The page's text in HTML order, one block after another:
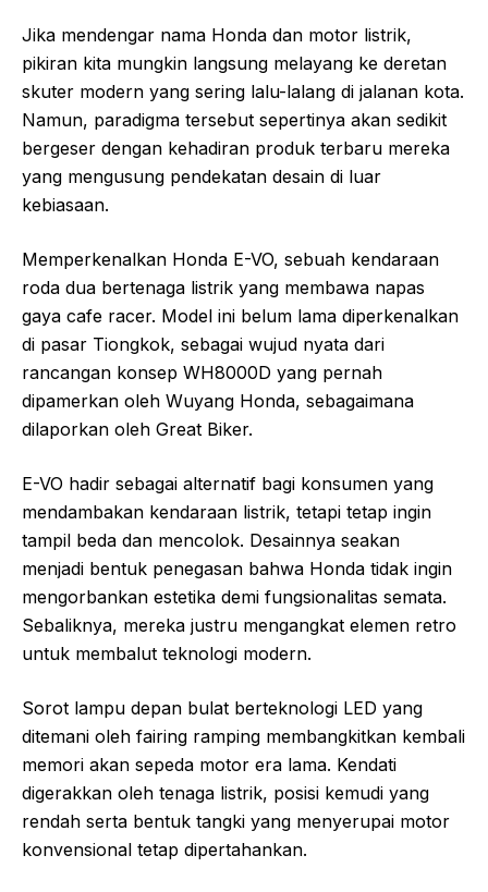
Jika mendengar nama Honda dan motor listrik,
pikiran kita mungkin langsung melayang ke deretan
skuter modern yang sering lalu-lalang di jalanan kota.
Namun, paradigma tersebut sepertinya akan sedikit
bergeser dengan kehadiran produk terbaru mereka
yang mengusung pendekatan desain di luar
kebiasaan.
Memperkenalkan Honda E-VO, sebuah kendaraan
roda dua bertenaga listrik yang membawa napas
gaya cafe racer. Model ini belum lama diperkenalkan
di pasar Tiongkok, sebagai wujud nyata dari
rancangan konsep WH8000D yang pernah
dipamerkan oleh Wuyang Honda, sebagaimana
dilaporkan oleh Great Biker.
E-VO hadir sebagai alternatif bagi konsumen yang
mendambakan kendaraan listrik, tetapi tetap ingin
tampil beda dan mencolok. Desainnya seakan
menjadi bentuk penegasan bahwa Honda tidak ingin
mengorbankan estetika demi fungsionalitas semata.
Sebaliknya, mereka justru mengangkat elemen retro
untuk membalut teknologi modern.
Sorot lampu depan bulat berteknologi LED yang
ditemani oleh fairing ramping membangkitkan kembali
memori akan sepeda motor era lama. Kendati
digerakkan oleh tenaga listrik, posisi kemudi yang
rendah serta bentuk tangki yang menyerupai motor
konvensional tetap dipertahankan.